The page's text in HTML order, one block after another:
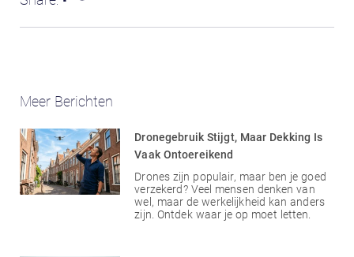
Meer Berichten
Dronegebruik Stijgt, Maar Dekking Is
Vaak Ontoereikend
Drones zijn populair, maar ben je goed
verzekerd? Veel mensen denken van
wel, maar de werkelijkheid kan anders
zijn. Ontdek waar je op moet letten.